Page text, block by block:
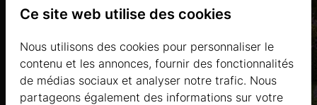
Ce site web utilise des cookies
Nous utilisons des cookies pour personnaliser le
contenu et les annonces, fournir des fonctionnalités
de médias sociaux et analyser notre trafic. Nous
partageons également des informations sur votre